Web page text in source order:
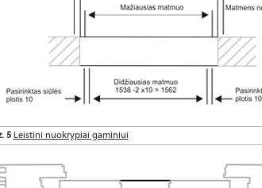
5 Leistini nuokrypiai gaminiui